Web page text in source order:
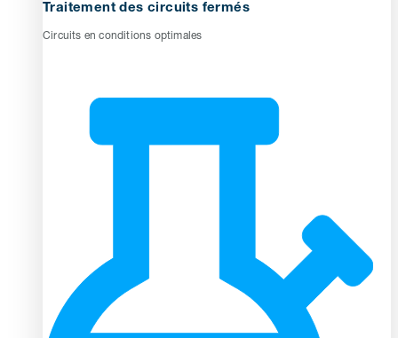
Traitement des circuits fermés
Circuits en conditions optimales